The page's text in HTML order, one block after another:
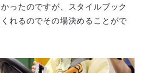
ったのですが、スタイルブック
れるのでその場決めることがで